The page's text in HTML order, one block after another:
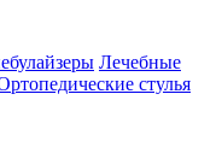
Лечебные
стулья